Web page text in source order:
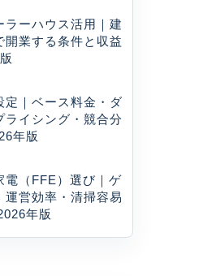
ラーハウス活用｜建
開業する条件と収益
定｜ベース料金・ダ
ライシング・競合分
年版
電（FFE）選び｜ゲ
運営効率・清掃容易
年版